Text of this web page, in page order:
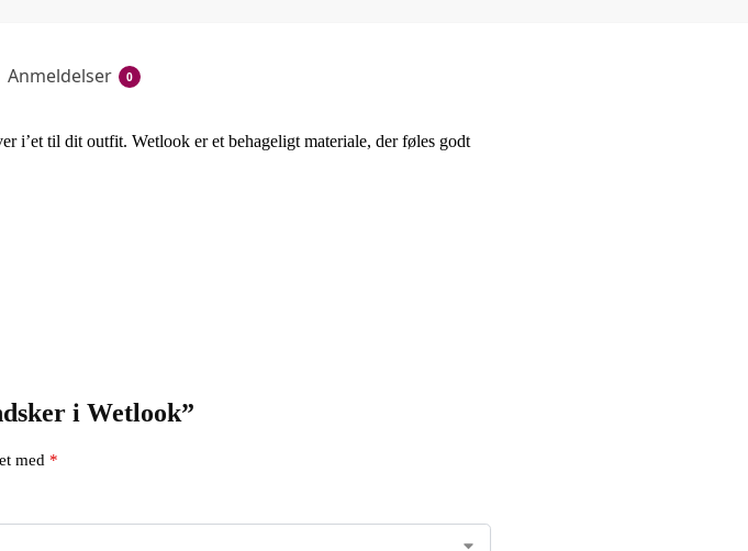
Anmeldelser 0
i’et til dit outfit. Wetlook er et behageligt materiale, der føles godt
i Wetlook”
med *